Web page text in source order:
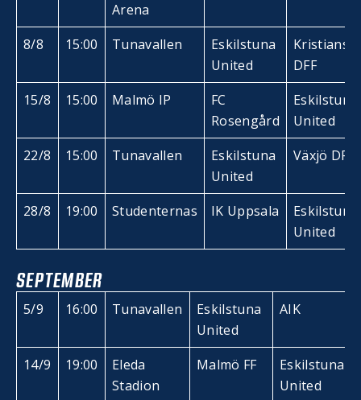
Arena
8/8 15:00 Tunavallen
Eskilstuna
United
DFF
15/8
15:00 Malmö IP
FC
Rosengård
Eskilstuna
United
22/8
15:00 Tunavallen
Eskilstuna
United
Växjö DFF
28/8 19:00 Studenternas IK Uppsala
Eskilstuna
United
SEPTEMBER
5/9 16:00 Tunavallen
Eskilstuna
United
AIK
14/9 19:00
Eleda
Stadion
Malmö FF
Eskilstuna
United